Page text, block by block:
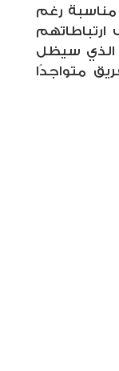
مناسبة رغم
الذي سيظل
متواجدًا